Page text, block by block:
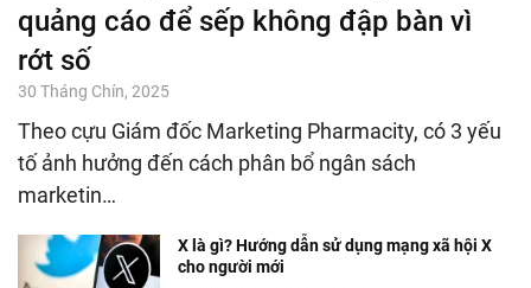
quảng cáo để sếp không đập bàn vì
rớt số
30 Tháng Chín, 2025
Theo cựu Giám đốc Marketing Pharmacity, có 3 yếu
tố ảnh hưởng đến cách phân bổ ngân sách
marketin…
X là gì? Hướng dẫn sử dụng mạng xã hội X
cho người mới